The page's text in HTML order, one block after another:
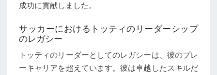
成功に貢献しました。
サッカーにおけるトッティのリーダーシップ
のレガシー
トッティのリーダーとしてのレガシーは、彼のプレ
ーキャリアを超えています。彼は卓越したスキルだ